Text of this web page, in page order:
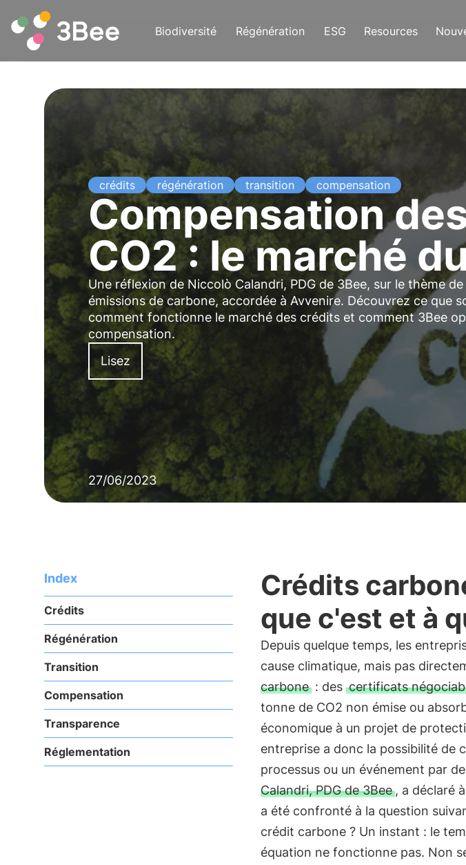
Biodiversité Régénération ESG Resources
crédits régénération transition compensation
Compensation
CO2 : le marché
Une réflexion de Niccolò Calandri, PDG de 3Bee, sur le thème
émissions de carbone, accordée à Avvenire. Découvrez ce que
comment fonctionne le marché des crédits et comment 3Bee
compensation.
Lisez
27/06/2023
Index
Crédits
Régénération
Transition
Compensation
Transparence
Réglementation
Crédits
que c'est et à
Depuis quelque temps, les
cause climatique, mais pas
carbone: des certificats
tonne de CO2 non émise ou
économique à un projet de
entreprise a donc la possibilité de
processus ou un événement par
Calandri, PDG de 3Bee, a déclaré
a été confronté à la question
crédit carbone ? Un instant : le
équation ne fonctionne pas. Non